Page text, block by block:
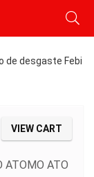
de desgaste Febi
VIEW CART
ATOMO ATO